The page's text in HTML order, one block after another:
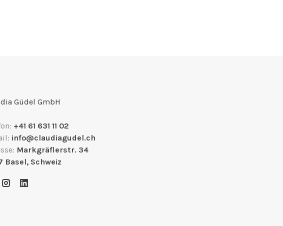
Güdel GmbH
+41 61 631 11 02
info@claudiagudel.ch
Markgräflerstr. 34
Basel, Schweiz